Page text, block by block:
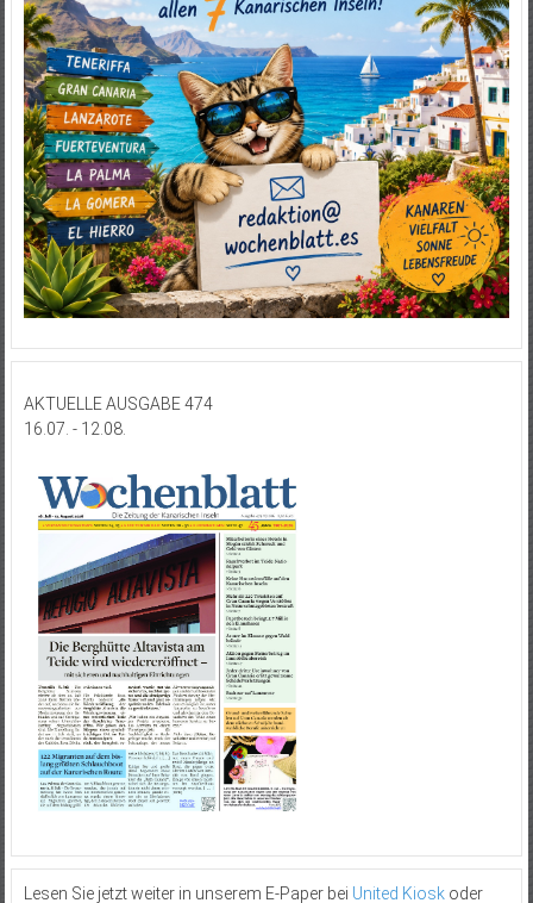
AKTUELLE AUSGABE 474
16.07. - 12.08.
Lesen Sie jetzt weiter in unserem E-Paper bei United Kioskoder